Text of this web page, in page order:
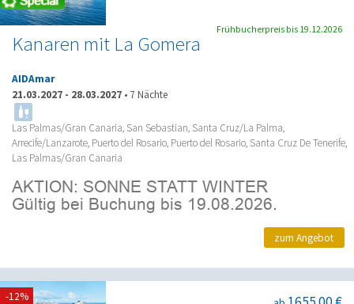
Kanaren mit La Gomera
AIDAmar
21.03.2027 - 28.03.2027 • 7 Nächte
Las Palmas/Gran Canaria, San Sebastian, Santa Cruz/La Palma,
Arrecife/Lanzarote, Puerto del Rosario, Puerto del Rosario, Santa Cruz De Tenerife,
Las Palmas/Gran Canaria
Frühbucherpreis bis 19.12.2026
zum Angebot
-12%